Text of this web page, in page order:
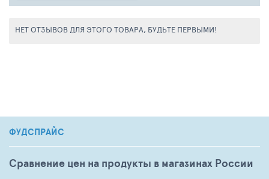
НЕТ ОТЗЫВОВ ДЛЯ ЭТОГО ТОВАРА, БУДЬТЕ ПЕРВЫМИ!
ФУДСПРАЙС
Сравнение цен на продукты в магазинах России